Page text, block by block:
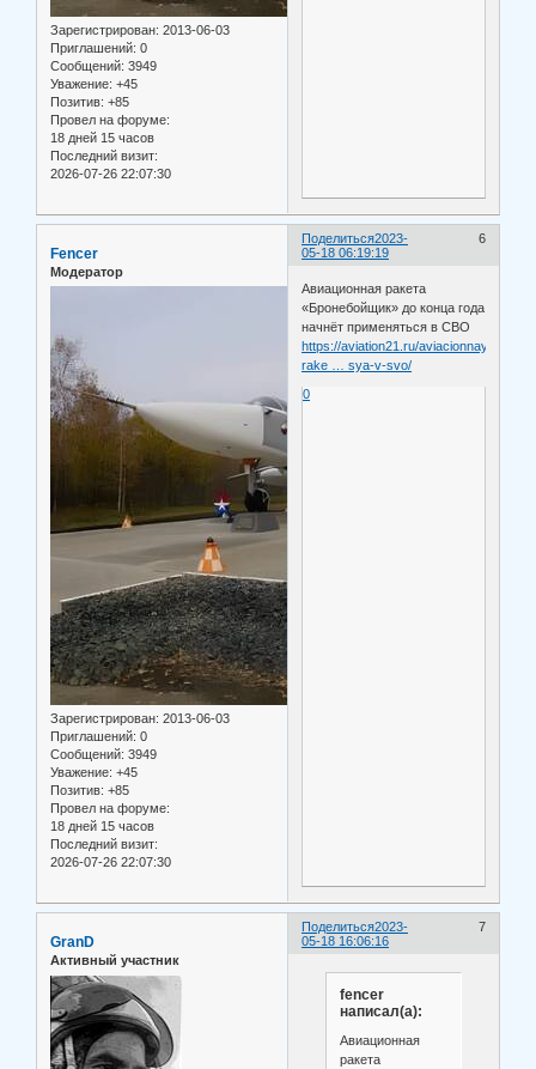
Зарегистрирован: 2013-06-03
Приглашений: 0
Сообщений: 3949
Уважение: +45
Позитив: +85
Провел на форуме:
18 дней 15 часов
Последний визит:
2026-07-26 22:07:30
Поделиться 6
2023-
05-18 06:19:19
Fencer
Модератор
Зарегистрирован: 2013-06-03
Приглашений: 0
Сообщений: 3949
Уважение: +45
Позитив: +85
Провел на форуме:
18 дней 15 часов
Последний визит:
2026-07-26 22:07:30
Авиационная ракета
«Бронебойщик» до конца года
начнёт применяться в СВО
https://aviation21.ru/aviacionnaya-
rake … sya-v-svo/
0
Поделиться 7
2023-
05-18 16:06:16
GranD
Активный участник
fencer
написал(а):
Авиационная
ракета